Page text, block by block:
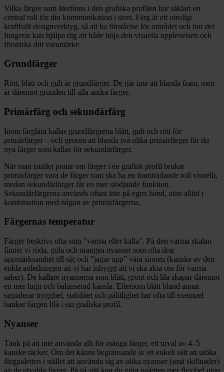
Vilka färger som återfinns i den grafiska profilen har såklart en
central roll för din kommunikation i stort. Färg är ett otroligt
kraftfullt designverktyg, så att ha förståelse för området och hur det
fungerar kan hjälpa dig att både höja den visuella upplevelsen och
förstärka ditt varumärke.
Grundfärger
Rött, blått och gult är grundfärger. De går inte att blanda fram, men
är däremot grunden till alla andra färger.
Primärfärg och sekundärfärg
Inom färglära kallas grundfärgerna blått, gult och rött för
primärfärger – och genom att blanda två olika primärfärger får du
nya färger som kallas för sekundärfärger.
När man istället pratar om färger i en grafisk profil brukar
primärfärger vara de färger som ska ha en framträdande roll visuellt,
medan sekundärfärger får en mer stödjande funktion.
Sekundärfärgerna används oftast inte på egen hand, utan alltid i
kombination med någon av primärfärgerna.
Färgernas temperatur
Färger beskrivs ofta som ”varma eller kalla”. På den varma skalan
finner vi röda, gula och orangea nyanser som ofta drar
uppmärksamhet till sig och ”jagar upp” våra sinnen (kanske av den
enkla anledningen att vi har inbyggt att vi ska akta oss för varma
saker). De kallare nyanserna som blått, grönt och lila skapar däremot
en mer lugn och balanserad känsla. Eftersom blått bland annat
signalerar trygghet, stabilitet och pålitlighet har ofta till exempel
banker färgen blå i sin grafiska profil.
Nyanser
Tänk på att inte använda allt för många färger, ett urval av 4–5
kanske räcker. Om det känns begränsande är ett enkelt sätt att utöka
färgpaletten i stället att använda sig av olika nyanser (små skillnader)
av de utvalda färger. På så sätt kan du göra paletten mer flexibel utan